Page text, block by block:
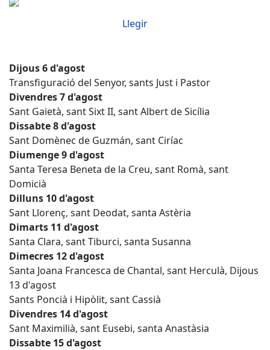
Llegir
Dijous 6 d'agost
Transfiguració del Senyor, sants Just i Pastor
Divendres 7 d'agost
Sant Gaietà, sant Sixt II, sant Albert de Sicília
Dissabte 8 d'agost
Sant Domènec de Guzmán, sant Ciríac
Diumenge 9 d'agost
Santa Teresa Beneta de la Creu, sant Romà, sant
Domicià
Dilluns 10 d'agost
Sant Llorenç, sant Deodat, santa Astèria
Dimarts 11 d'agost
Santa Clara, sant Tiburci, santa Susanna
Dimecres 12 d'agost
Santa Joana Francesca de Chantal, sant Herculà, Dijous
13 d'agost
Sants Poncià i Hipòlit, sant Cassià
Divendres 14 d'agost
Sant Maximilià, sant Eusebi, santa Anastàsia
Dissabte 15 d'agost